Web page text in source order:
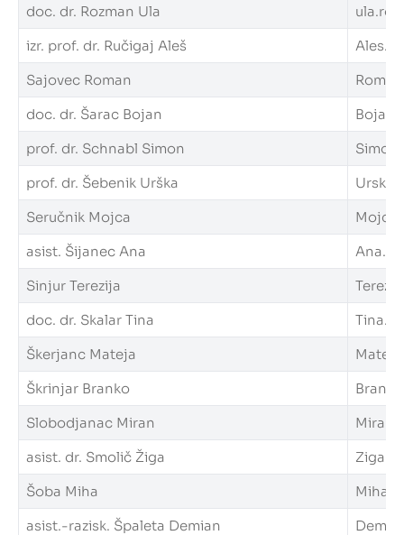
doc. dr. Rozman Ula
izr. prof. dr. Ručigaj Aleš
Sajovec Roman
doc. dr. Šarac Bojan
prof. dr. Schnabl Simon
prof. dr. Šebenik Urška
Seručnik Mojca
asist. Šijanec Ana
Sinjur Terezija
doc. dr. Skalar Tina
Škerjanc Mateja
Škrinjar Branko
Slobodjanac Miran
asist. dr. Smolič Žiga
Šoba Miha
asist.-razisk. Špaleta Demian